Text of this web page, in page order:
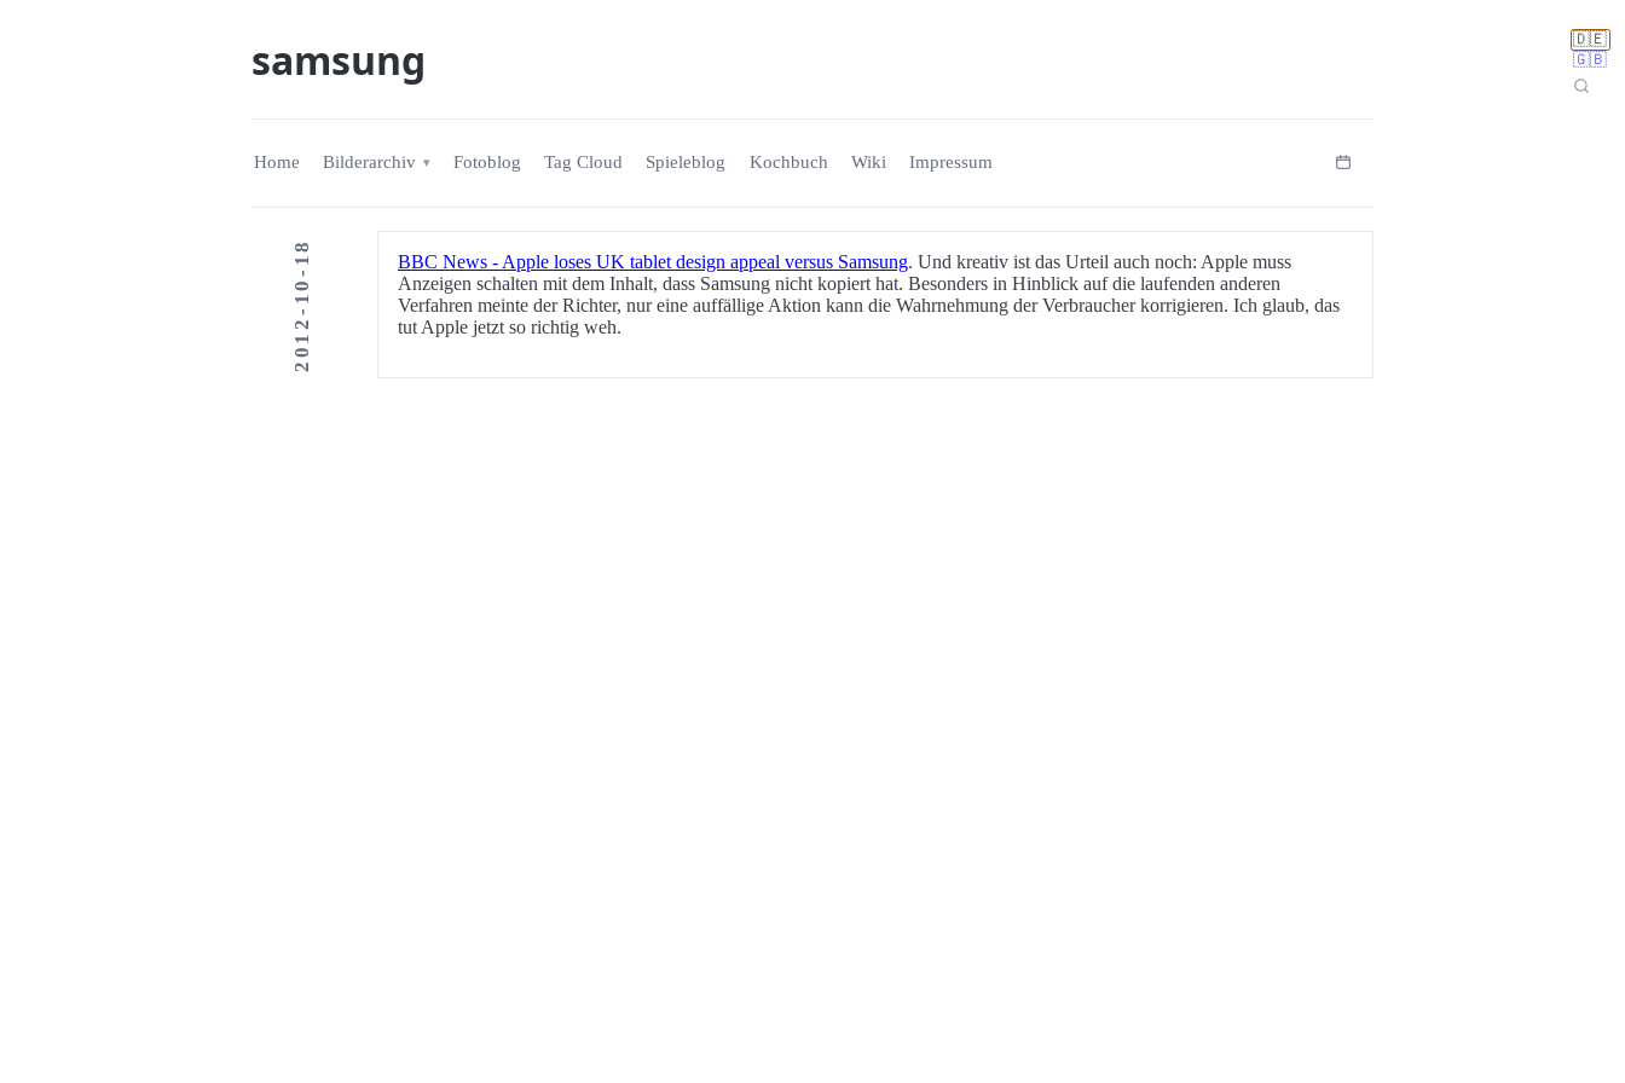
🇩🇪
🇬🇧
samsung
Home Bilderarchiv Fotoblog Tag Cloud Spieleblog Kochbuch Wiki Impressum
2012-10-18 BBC News - Apple loses UK tablet design appeal versus Samsung. Und kreativ ist das Urteil auch noch: Apple muss
Anzeigen schalten mit dem Inhalt, dass Samsung nicht kopiert hat. Besonders in Hinblick auf die laufenden anderen
Verfahren meinte der Richter, nur eine auffällige Aktion kann die Wahrnehmung der Verbraucher korrigieren. Ich glaub, das
tut Apple jetzt so richtig weh.